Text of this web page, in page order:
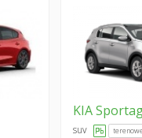
KIA
suv